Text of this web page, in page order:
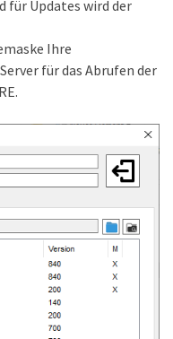
für Updates wird der
Ihre
für das Abrufen der